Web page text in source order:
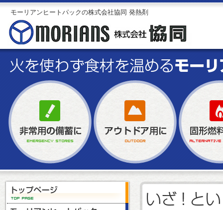
モーリアンヒートパックの株式会社協同 発熱剤